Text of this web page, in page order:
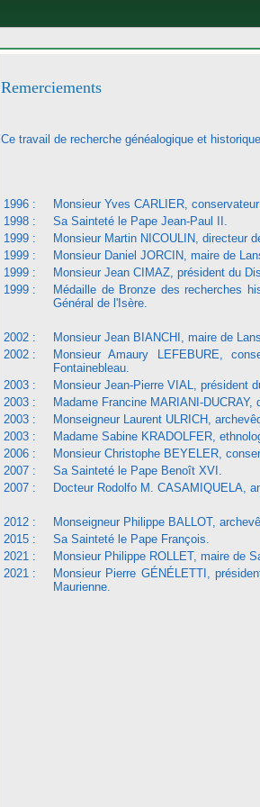
Remerciements
Ce travail de recherche généalogique et
1996 :
Monsieur Yves CARLIER,
1998 :
Sa Sainteté le Pape Jean-Paul II.
1999 :
Monsieur Martin NICOULIN, directeur
1999 :
Monsieur Daniel JORCIN, maire de
1999 :
Monsieur Jean CIMAZ, président du
1999 :
Médaille de Bronze des recherches
Général de l'Isère.
2002 :
Monsieur Jean BIANCHI, maire de
2002 :
Monsieur Amaury LEFEBURE,
Fontainebleau.
2003 :
Monsieur Jean-Pierre VIAL, président
2003 :
Madame Francine MARIANI-
2003 :
Monseigneur Laurent ULRICH,
2003 :
Madame Sabine KRADOLFER,
2006 :
Monsieur Christophe BEYELER,
2007 :
Sa Sainteté le Pape Benoît XVI.
2007 :
Docteur Rodolfo M. CASAMIQUELA,
2012 :
Monseigneur Philippe BALLOT,
2015 :
Sa Sainteté le Pape François.
2021 :
Monsieur Philippe ROLLET, maire de
2021 :
Monsieur Pierre GÉNÉLETTI,
Maurienne.